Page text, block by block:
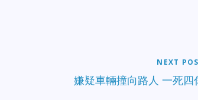
NEXT
嫌疑車輛撞向路人 一死四